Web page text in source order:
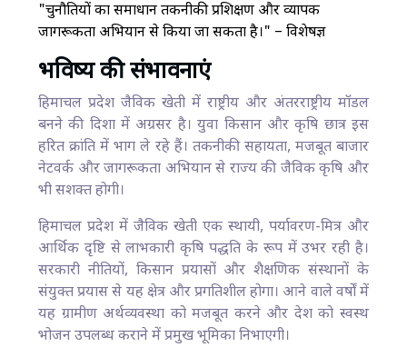
"चुनौतियों का समाधान तकनीकी प्रशिक्षण और व्यापक
जागरूकता अभियान से किया जा सकता है।" – विशेषज्ञ
भविष्य की संभावनाएं
हिमाचल प्रदेश जैविक खेती में राष्ट्रीय और अंतरराष्ट्रीय मॉडल
बनने की दिशा में अग्रसर है। युवा किसान और कृषि छात्र इस
हरित क्रांति में भाग ले रहे हैं। तकनीकी सहायता, मजबूत बाजार
नेटवर्क और जागरूकता अभियान से राज्य की जैविक कृषि और
भी सशक्त होगी।
हिमाचल प्रदेश में जैविक खेती एक स्थायी, पर्यावरण-मित्र और
आर्थिक दृष्टि से लाभकारी कृषि पद्धति के रूप में उभर रही है।
सरकारी नीतियों, किसान प्रयासों और शैक्षणिक संस्थानों के
संयुक्त प्रयास से यह क्षेत्र और प्रगतिशील होगा। आने वाले वर्षों में
यह ग्रामीण अर्थव्यवस्था को मजबूत करने और देश को स्वस्थ
भोजन उपलब्ध कराने में प्रमुख भूमिका निभाएगी।